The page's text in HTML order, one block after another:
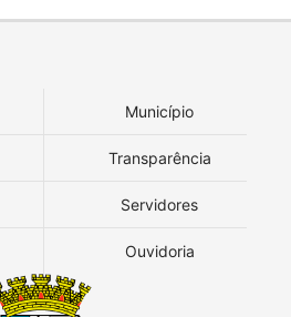
Município
Transparência
Servidores
Ouvidoria